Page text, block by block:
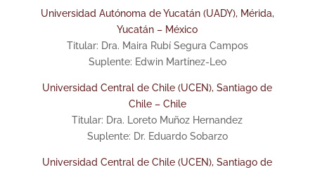
Universidad Autónoma de Yucatán (UADY), Mérida,
Yucatán – México
Titular: Dra. Maira Rubí Segura Campos
Suplente: Edwin Martínez-Leo
Universidad Central de Chile (UCEN), Santiago de
Chile – Chile
Titular: Dra. Loreto Muñoz Hernandez
Suplente: Dr. Eduardo Sobarzo
Universidad Central de Chile (UCEN), Santiago de